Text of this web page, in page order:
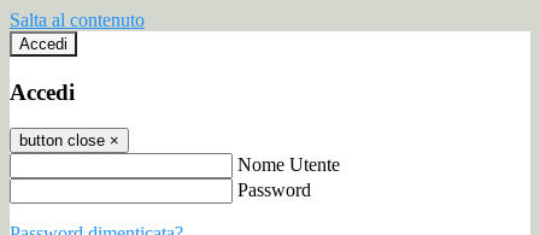
Salta al contenuto
Accedi
Accedi
button close ×
Nome Utente
Password